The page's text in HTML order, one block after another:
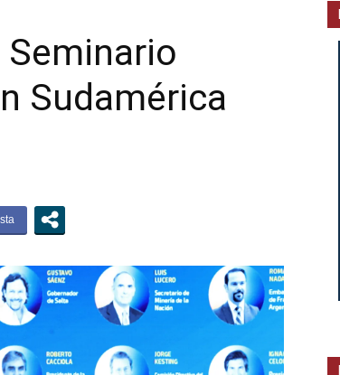
INTERIOR
Sudamérica